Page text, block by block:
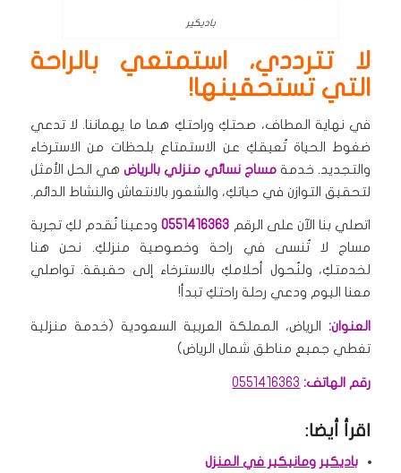
باديكير
لا تترددي، استمتعي بالراحة
التي تستحقينها!
في نهاية المطاف، صحتكِ وراحتكِ هما ما يهماننا. لا تدعي
ضغوط الحياة تُعيقكِ عن الاستمتاع بلحظات من الاسترخاء
والتجديد. خدمة مساج نسائي منزلي بالرياض هي الحل الأمثل
لتحقيق التوازن في حياتكِ، والشعور بالانتعاش والنشاط الدائم.
اتصلي بنا الآن على الرقم 0551416363ودعينا نُقدم لكِ تجربة
مساج لا تُنسى في راحة وخصوصية منزلكِ. نحن هنا
لخدمتكِ، ولنُحول أحلامكِ بالاسترخاء إلى حقيقة. تواصلي
معنا اليوم ودعي رحلة راحتكِ تبدأ!
العنوان:الرياض، المملكة العربية السعودية (خدمة منزلية
تغطي جميع مناطق شمال الرياض)
رقم الهاتف: 0551416363
اقرأ أيضا:
باديكير ومانيكير في المنزل